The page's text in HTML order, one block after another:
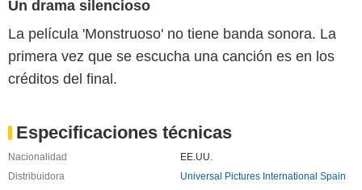
Un drama silencioso
La película 'Monstruoso' no tiene banda sonora. La
primera vez que se escucha una canción es en los
créditos del final.
Especificaciones técnicas
Nacionalidad
EE.UU.
Distribuidora
Universal Pictures International Spain